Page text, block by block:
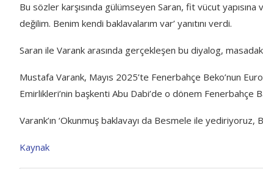
Bu sözler karşısında gülümseyen Saran, fit vücut yapısına
değilim. Benim kendi baklavalarım var’ yanıtını verdi.
Saran ile Varank arasında gerçekleşen bu diyalog,
Mustafa Varank, Mayıs 2025’te Fenerbahçe Beko’nun
Emirlikleri’nin başkenti Abu Dabi’de o dönem Fenerbahçe
Varank’ın ‘Okunmuş baklavayı da Besmele ile
Kaynak